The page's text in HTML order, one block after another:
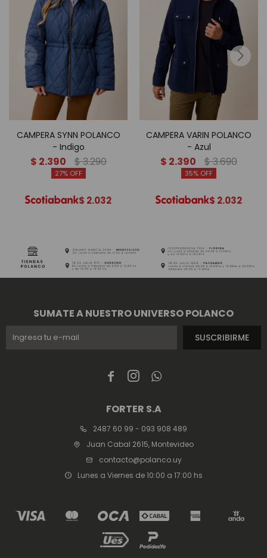
CAMPERA SYNN POLANCO
- Indigo
$ 2.390 $3.290
27
$ 2.032
CAMPERA VARIN POLANCO
- Azul
$ 2.390 $3.690
35
$ 2.032
  
FORTER S.A
2487 60 99 - 093 908 489
Juan Cabal 2615, Montevideo
contacto@polanco.uy
Lunes a Viernes de 10:00 a 17:00 hs
SUMATE A NUESTRO UNIVERSO POLANCO
SUSCRIBIRME